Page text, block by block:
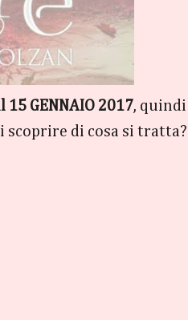
GENNAIO 2017, quindi
di cosa si tratta?